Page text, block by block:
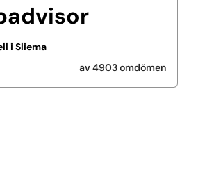
i Sliema
av 4903 omdömen